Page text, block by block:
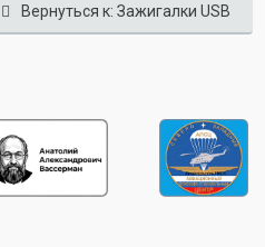
Вернуться к: Зажигалки USB